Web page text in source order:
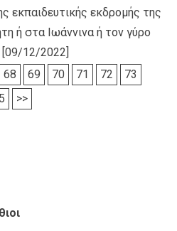
εκπαιδευτικής εκδρομής της
ή στα Ιωάννινα ή τον γύρο
[09/12/2022]
68 69 70 71 72
73
>>